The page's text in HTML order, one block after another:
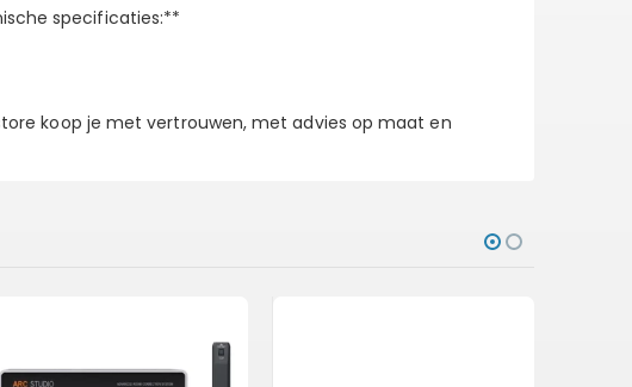
specificaties:**
koop je met vertrouwen, met advies op maat en